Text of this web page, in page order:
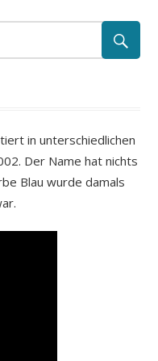
in unterschiedlichen
Der Name hat nichts
Blau wurde damals